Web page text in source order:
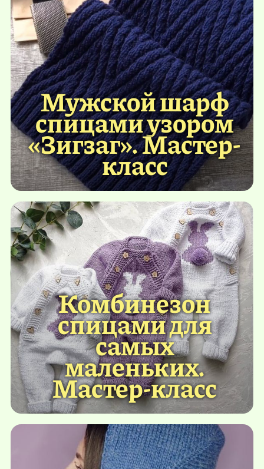
Мужской шарф
спицами узором
«Зигзаг». Мастер-
класс
Комбинезон
спицами для
самых
маленьких.
Мастер-класс